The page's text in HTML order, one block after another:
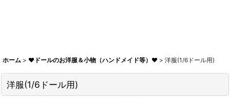
ホーム > ♥ドールのお洋服＆小物（ハンドメイド等）♥ > 洋服(1/6ドール用)
洋服(1/6ドール用)